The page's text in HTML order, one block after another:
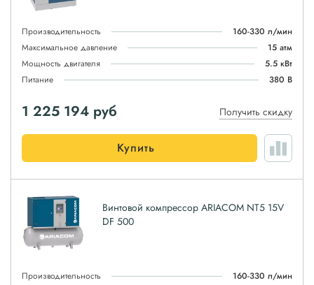
Производительность
160-330 л/мин
Максимальное давление
15 атм
Мощность двигателя
5.5 кВт
Питание
380 В
1 225 194 руб Получить скидку
Купить
Винтовой компрессор ARIACOM NT5 15V
DF 500
Производительность
160-330 л/мин